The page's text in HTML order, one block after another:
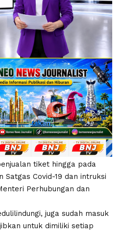
tiket hingga pada
Satgas Covid-19 dan intruksi
Perhubungan dan
juga sudah masuk
untuk dimiliki setiap